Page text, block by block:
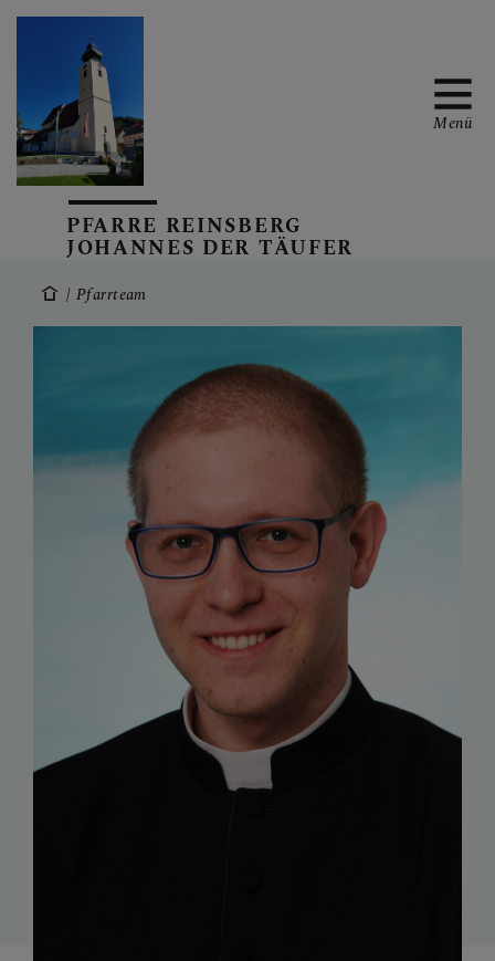
PFARRE SEIT 1291
LITURGIE UND
PFARRTEAM
PFARRCARITAS
PFARRE REINSBERG
JOHANNES DER TÄUFER
Menü
Pfarrteam